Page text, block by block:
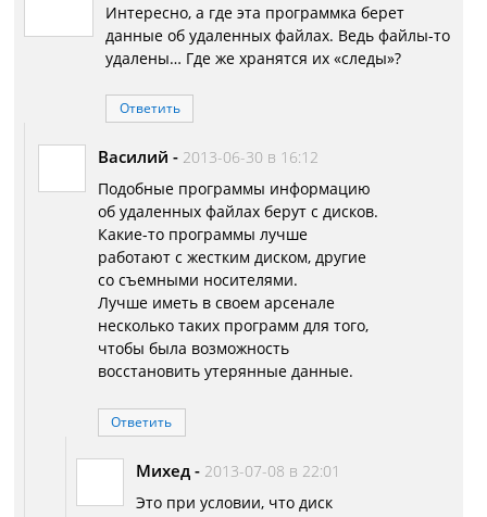
Интересно, а где эта программка берет
данные об удаленных файлах. Ведь файлы-то
удалены… Где же хранятся их «следы»?
Ответить
Василий - 2013-06-30 в 16:12
Подобные программы информацию
об удаленных файлах берут с дисков.
Какие-то программы лучше
работают с жестким диском, другие
со съемными носителями.
Лучше иметь в своем арсенале
несколько таких программ для того,
чтобы была возможность
восстановить утерянные данные.
Ответить
Михед - 2013-07-08 в 22:01
Это при условии, что диск